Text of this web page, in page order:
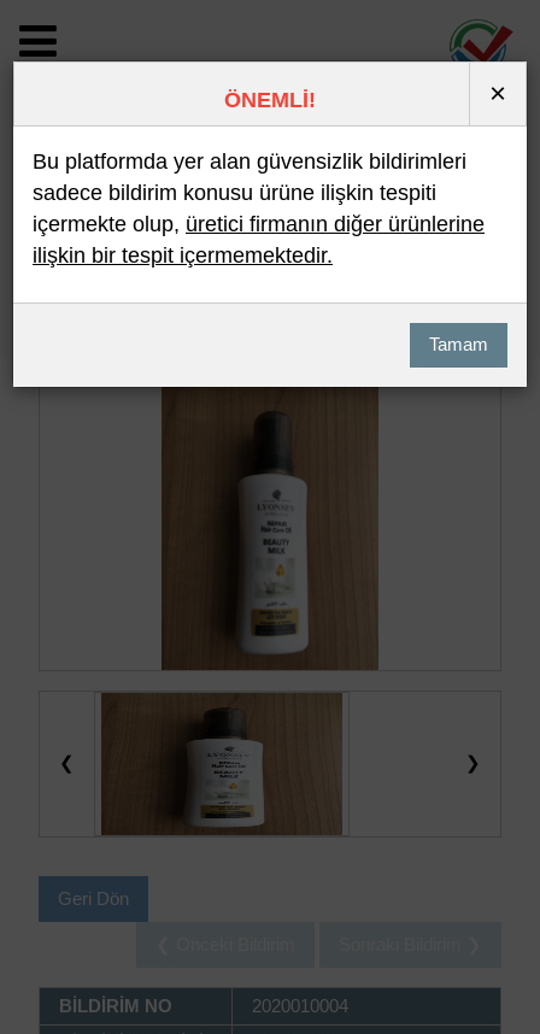
BİLDİRİM DETAYI
Son 10 Bildirim En Çok İncelenen
❮ ❯
Geri Dön
BİLDİRİM NO
2020010004
ÖNEMLİ! ×
Bu platformda yer alan güvensizlik bildirimleri
sadece bildirim konusu ürüne ilişkin tespiti
içermekte olup, üretici firmanın diğer ürünlerine
ilişkin bir tespit içermemektedir.
Tamam